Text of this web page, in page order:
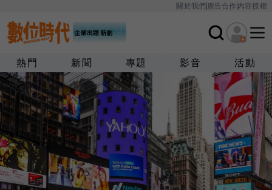
關於我們廣告合作內容授權
熱門 新聞 專題 影音 活動